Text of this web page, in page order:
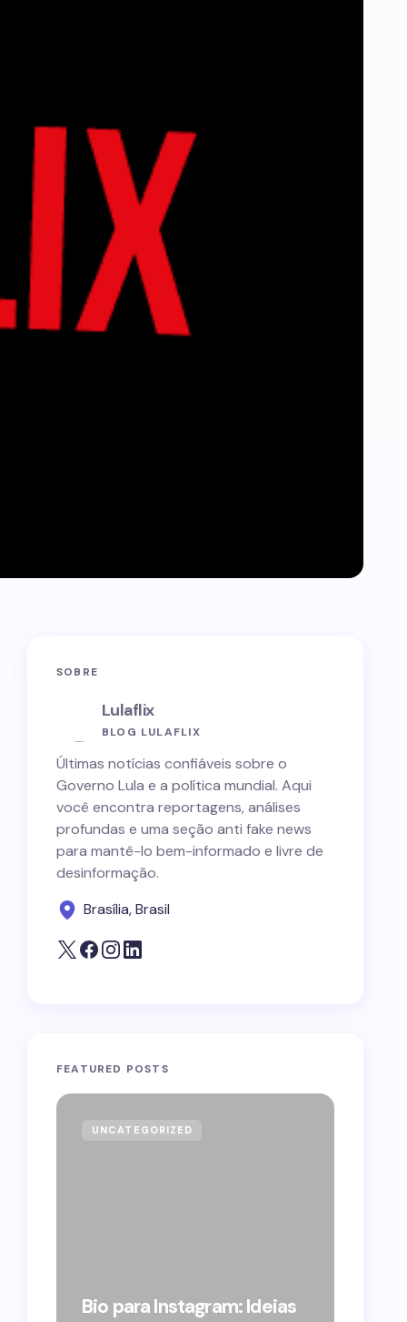
SOBRE
Lulaflix
BLOG LULAFLIX
Últimas notícias confiáveis sobre o
Governo Lula e a política mundial. Aqui
você encontra reportagens, análises
profundas e uma seção anti fake news
para mantê-lo bem-informado e livre de
desinformação.
Brasília, Brasil
FEATURED POSTS
UNCATEGORIZED
Bio para Instagram: Ideias